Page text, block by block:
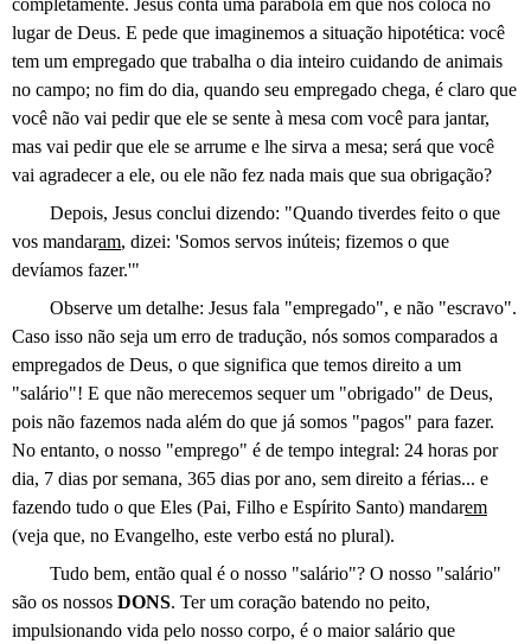
lugar de Deus. E pede que imaginemos a situação hipotética: você
tem um empregado que trabalha o dia inteiro cuidando de animais
no campo; no fim do dia, quando seu empregado chega, é claro que
você não vai pedir que ele se sente à mesa com você para jantar,
mas vai pedir que ele se arrume e lhe sirva a mesa; será que você
vai agradecer a ele, ou ele não fez nada mais que sua obrigação?
Depois, Jesus conclui dizendo: "Quando tiverdes feito o que
vos mandaram, dizei: 'Somos servos inúteis; fizemos o que
devíamos fazer.'"
Observe um detalhe: Jesus fala "empregado", e não "escravo".
Caso isso não seja um erro de tradução, nós somos comparados a
empregados de Deus, o que significa que temos direito a um
"salário"! E que não merecemos sequer um "obrigado" de Deus,
pois não fazemos nada além do que já somos "pagos" para fazer.
No entanto, o nosso "emprego" é de tempo integral: 24 horas por
dia, 7 dias por semana, 365 dias por ano, sem direito a férias... e
fazendo tudo o que Eles (Pai, Filho e Espírito Santo) mandarem
(veja que, no Evangelho, este verbo está no plural).
Tudo bem, então qual é o nosso "salário"? O nosso "salário"
são os nossos DONS. Ter um coração batendo no peito,
impulsionando vida pelo nosso corpo, é o maior salário que